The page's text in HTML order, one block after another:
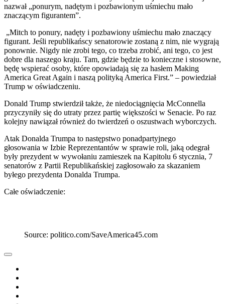
nazwał „ponurym, nadętym i pozbawionym uśmiechu mało
znaczącym figurantem”.
„Mitch to ponury, nadęty i pozbawiony uśmiechu mało znaczący
figurant. Jeśli republikańscy senatorowie zostaną z nim, nie wygrają
ponownie. Nigdy nie zrobi tego, co trzeba zrobić, ani tego, co jest
dobre dla naszego kraju. Tam, gdzie będzie to konieczne i stosowne,
będę wspierać osoby, które opowiadają się za hasłem Making
America Great Again i naszą polityką America First.” – powiedział
Trump w oświadczeniu.
Donald Trump stwierdził także, że niedociągnięcia McConnella
przyczyniły się do utraty przez partię większości w Senacie. Po raz
kolejny nawiązał również do twierdzeń o oszustwach wyborczych.
Atak Donalda Trumpa to następstwo ponadpartyjnego
głosowania w Izbie Reprezentantów w sprawie roli, jaką odegrał
były prezydent w wywołaniu zamieszek na Kapitolu 6 stycznia, 7
senatorów z Partii Republikańskiej zagłosowało za skazaniem
byłego prezydenta Donalda Trumpa.
Całe oświadczenie:
Source: politico.com/SaveAmerica45.com